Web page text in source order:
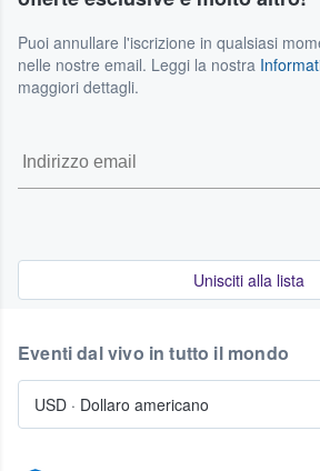
Puoi annullare l'iscrizione in qualsiasi
nelle nostre email. Leggi la nostra
maggiori dettagli.
Unisciti alla lista
Eventi dal vivo in tutto il mondo
USD · Dollaro americano